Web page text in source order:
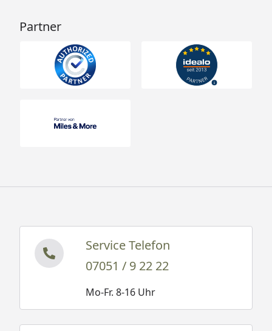
Partner
Service Telefon
07051 / 9 22 22
Mo-Fr. 8-16 Uhr